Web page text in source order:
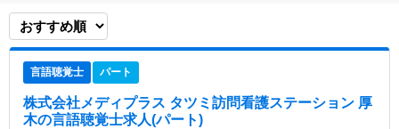
言語聴覚士 パート
株式会社メディプラス タツミ訪問看護ステーション 厚
木の言語聴覚士求人(パート)